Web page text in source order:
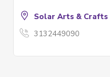
3183756300